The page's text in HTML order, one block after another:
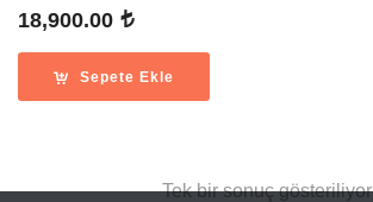
18,900.00
Sepete Ekle
Tek bir sonuç gösteriliyor